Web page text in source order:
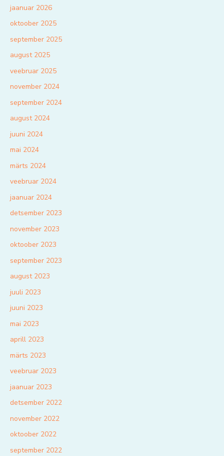
jaanuar 2026
oktoober 2025
september 2025
august 2025
veebruar 2025
november 2024
september 2024
august 2024
juuni 2024
mai 2024
märts 2024
veebruar 2024
jaanuar 2024
detsember 2023
november 2023
oktoober 2023
september 2023
august 2023
juuli 2023
juuni 2023
mai 2023
aprill 2023
märts 2023
veebruar 2023
jaanuar 2023
detsember 2022
november 2022
oktoober 2022
september 2022